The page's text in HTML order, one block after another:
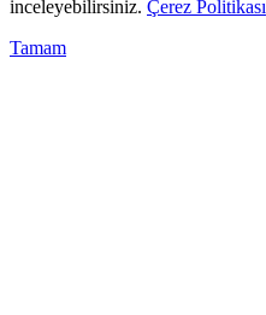
inceleyebilirsiniz. Çerez Politikası
Tamam